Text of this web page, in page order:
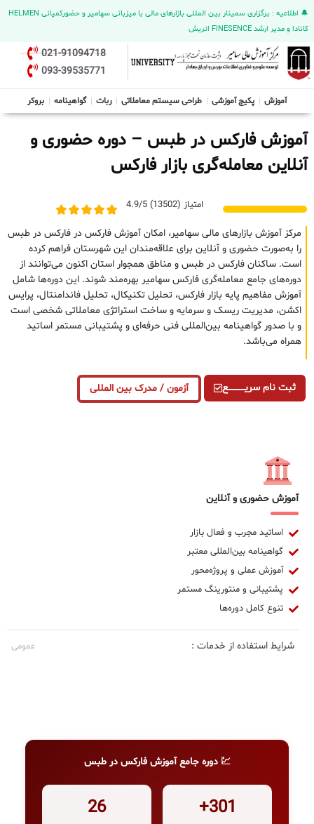
🔔 اطلاعیه : برگزاری سمینار بین المللی بازارهای مالی با میزبانی سهامیر و حضورکمپانی HELMEN
کانادا و مدیر ارشد FINESENCE اتریش
021-91094718
093-39535771
آموزش پکیج آموزشی طراحی سیستم معاملاتی ربات گواهینامه بروکر
آموزش فارکس در طبس – دوره حضوری و
آنلاین معامله‌گری بازار فارکس
امتیاز (13502) 4.9/5
مرکز آموزش بازارهای مالی سهامیر، امکان آموزش فارکس در فارکس در طبس
را به‌صورت حضوری و آنلاین برای علاقه‌مندان این شهرستان فراهم کرده
است. ساکنان فارکس در طبس و مناطق همجوار استان اکنون می‌توانند از
دوره‌های جامع معامله‌گری فارکس سهامیر بهره‌مند شوند. این دوره‌ها شامل
آموزش مفاهیم پایه بازار فارکس، تحلیل تکنیکال، تحلیل فاندامنتال، پرایس
اکشن، مدیریت ریسک و سرمایه و ساخت استراتژی معاملاتی شخصی است
و با صدور گواهینامه بین‌المللی فنی حرفه‌ای و پشتیبانی مستمر اساتید
همراه می‌باشد.
ثبت نام سریــــــــــــع آزمون / مدرک بین المللی
آموزش حضوری و آنلاین
اساتید مجرب و فعال بازار
گواهینامه بین‌المللی معتبر
آموزش عملی و پروژه‌محور
پشتیبانی و منتورینگ مستمر
تنوع کامل دوره‌ها
شرایط استفاده از خدمات : عمومی
💹 دوره جامع آموزش فارکس در طبس
301+
26